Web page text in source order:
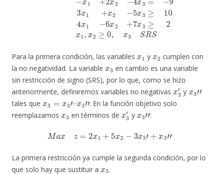
Para la primera condición, las variables y
cumplen con
la no negatividad. La variable
x3
en cambio es una variable
sin restricción de signo (SRS), por lo que, como se hizo
anteriormente, definiremos variables no negativas
x3′
y
tales que
x3=x 3′–x3″
. En la función objetivo solo
reemplazamos
x3
en términos de
x3′
y
x3″
:
M x z= 2x1 5 x2− 3′+x 3
La primera restricción ya cumple la segunda condición, por lo
que solo hay que sustituir a
x3
.